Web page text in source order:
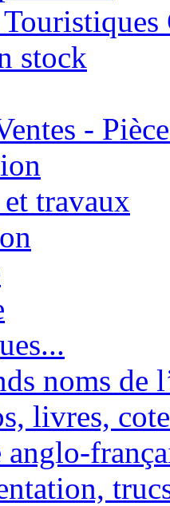
stock
-
travaux
noms de
livres,